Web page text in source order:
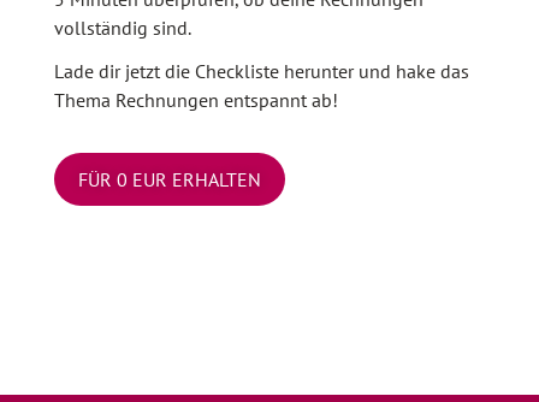
vollständig sind.
Lade dir jetzt die Checkliste herunter und hake das
Thema Rechnungen entspannt ab!
FÜR 0 EUR ERHALTEN